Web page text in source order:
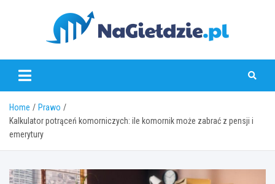
nagieldzie.pl
Home
Prawo
Kalkulator potrąceń komorniczych: ile komornik może zabrać z pensji i
emerytury